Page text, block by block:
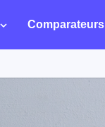
Comparateurs